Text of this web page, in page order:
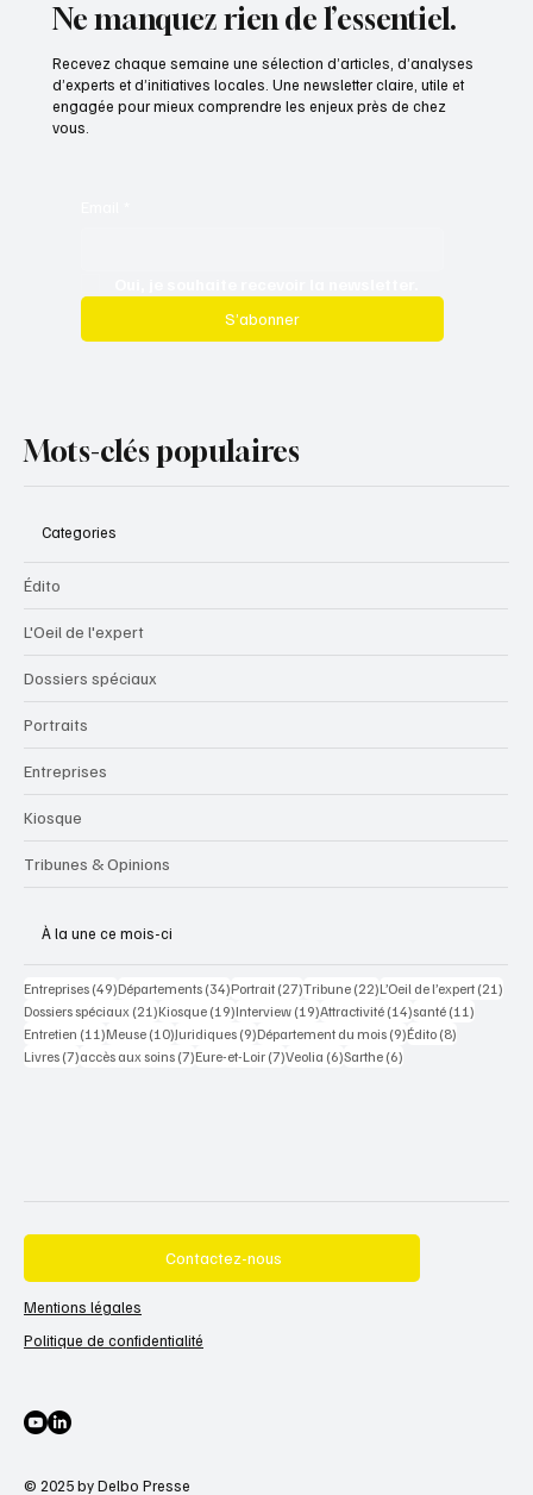
Ne manquez rien de l’essentiel.
Recevez chaque semaine une sélection d’articles, d’analyses
d’experts et d’initiatives locales. Une newsletter claire, utile et
engagée pour mieux comprendre les enjeux près de chez
vous.
S’abonner
Mots-clés populaires
Categories
Édito
L'Oeil de l'expert
Dossiers spéciaux
Portraits
Entreprises
Kiosque
Tribunes & Opinions
À la une ce mois-ci
Entreprises (49)49 posts
Départements (34)34 posts
Portrait (27)27 posts
Tribune (22)22 posts
L’Oeil de l’expert (21)
Dossiers spéciaux (21)21 posts
Kiosque (19)19 posts
Interview (19)19 posts
Attractivité (14)14 posts
santé (11)
Entretien (11)11 posts
Meuse (10)10 posts
Juridiques (9)9 posts
Département du mois (9)9 posts
Édito (8)
Livres (7)7 posts
accès aux soins (7)7 posts
Eure-et-Loir (7)7 posts
Veolia (6)6 posts
Sarthe (6)
© 2025 by Delbo Presse
Contactez-nous
Mentions légales
Politique de confidentialité